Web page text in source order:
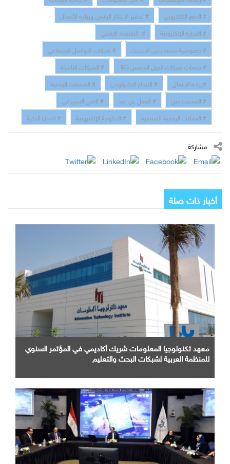
# الدفع الالكتروني
# تحفيز الابتكار الرقمي وريادة الأعمال
# التجارة الإلكترونية
# الاقتصاد الرقمي
# خصوصية مستخدمى الانترنت
# شبكات التواصل الاجتماعي
# خدمات شبكات الجيل الخامس 5G
# الشركات الناشئة
#ريادة الاعمال
# الابداع التكنولوجي
# المنصات الرقمية
# المستخدمين
# العمل عن بعد
# الامن السبيراني
# العملات الرقمية المشفرة
# الحكومة الإلكترونية # المدن الذكية
مشاركة
أخبار ذات صلة
معهد تكنولوجيا المعلومات شريك أكاديمي في المؤتمر السنوي
للمنظمة العربية لشبكات البحث والتعليم